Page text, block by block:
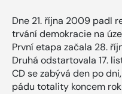
Dne 21. října 2009 padl
trvání demokracie na
První etapa začala 28.
Druhá odstartovala 17.
CD se zabývá den po
pádu totality koncem